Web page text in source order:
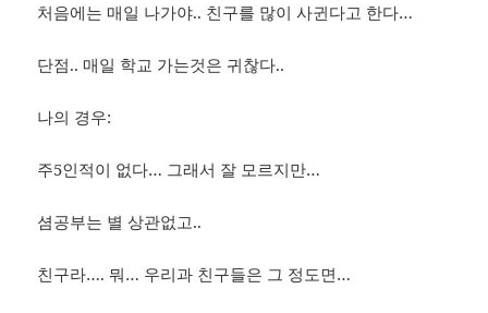
처음에는 매일 나가야.. 친구를 많이 사귄다고 한다…
단점.. 매일 학교 가는것은 귀찮다..
나의 경우:
주5인적이 없다… 그래서 잘 모르지만…
셤공부는 별 상관없고..
친구라…. 뭐… 우리과 친구들은 그 정도면…